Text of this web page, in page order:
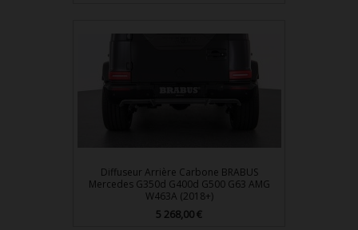
Diffuseur Arrière Carbone BRABUS
Mercedes G350d G400d G500 G63 AMG
W463A (2018+)
Prix
5 268,00 €